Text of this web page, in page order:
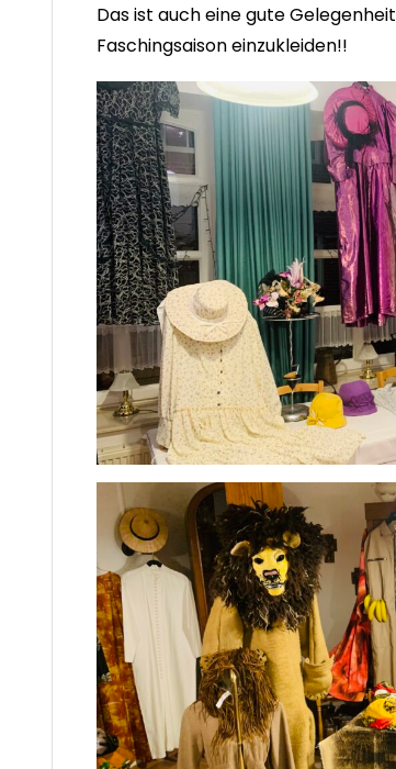
Das ist auch eine gute
Faschingsaison einzukleiden!!